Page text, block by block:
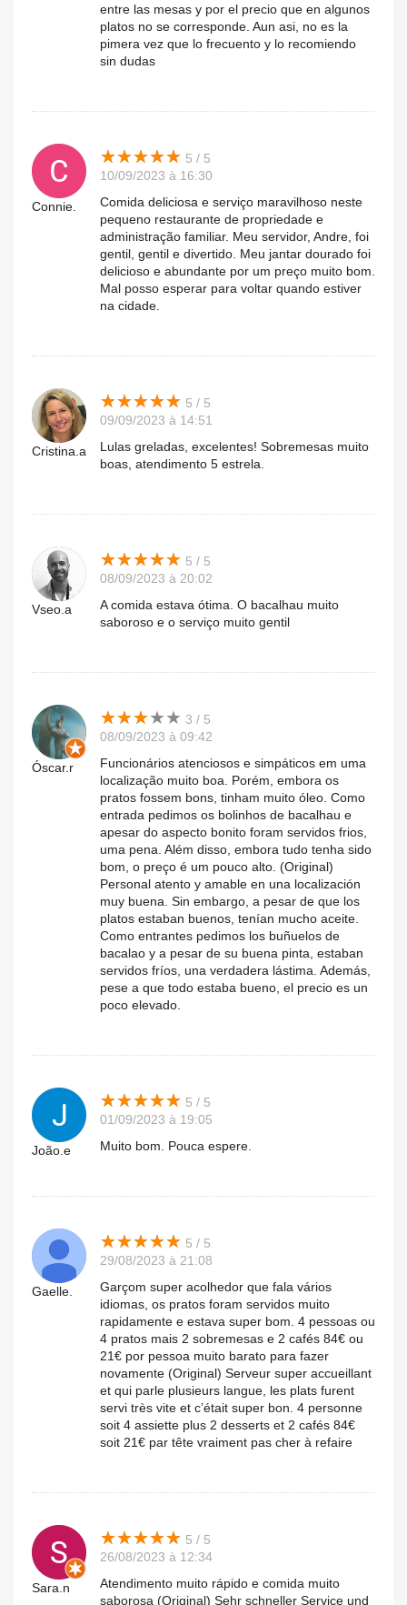
entre las mesas y por el precio que en algunos
platos no se corresponde. Aun asi, no es la
pimera vez que lo frecuento y lo recomiendo
sin dudas
Connie.
★★★★★
★★★★★ 5 / 5
10/09/2023 à 16:30
Comida deliciosa e serviço maravilhoso neste
pequeno restaurante de propriedade e
administração familiar. Meu servidor, Andre, foi
gentil, gentil e divertido. Meu jantar dourado foi
delicioso e abundante por um preço muito bom.
Mal posso esperar para voltar quando estiver
na cidade.
Cristina.a
★★★★★
★★★★★ 5 / 5
09/09/2023 à 14:51
Lulas greladas, excelentes! Sobremesas muito
boas, atendimento 5 estrela.
Vseo.a
★★★★★
★★★★★ 5 / 5
08/09/2023 à 20:02
A comida estava ótima. O bacalhau muito
saboroso e o serviço muito gentil
Óscar.r
★★★★★
★★★★★ 3 / 5
08/09/2023 à 09:42
Funcionários atenciosos e simpáticos em uma
localização muito boa. Porém, embora os
pratos fossem bons, tinham muito óleo. Como
entrada pedimos os bolinhos de bacalhau e
apesar do aspecto bonito foram servidos frios,
uma pena. Além disso, embora tudo tenha sido
bom, o preço é um pouco alto. (Original)
Personal atento y amable en una localización
muy buena. Sin embargo, a pesar de que los
platos estaban buenos, tenían mucho aceite.
Como entrantes pedimos los buñuelos de
bacalao y a pesar de su buena pinta, estaban
servidos fríos, una verdadera lástima. Además,
pese a que todo estaba bueno, el precio es un
poco elevado.
João.e
★★★★★
★★★★★ 5 / 5
01/09/2023 à 19:05
Muito bom. Pouca espere.
Gaelle.
★★★★★
★★★★★ 5 / 5
29/08/2023 à 21:08
Garçom super acolhedor que fala vários
idiomas, os pratos foram servidos muito
rapidamente e estava super bom. 4 pessoas ou
4 pratos mais 2 sobremesas e 2 cafés 84€ ou
21€ por pessoa muito barato para fazer
novamente (Original) Serveur super accueillant
et qui parle plusieurs langue, les plats furent
servi très vite et c’était super bon. 4 personne
soit 4 assiette plus 2 desserts et 2 cafés 84€
soit 21€ par tête vraiment pas cher à refaire
Sara.n
★★★★★
★★★★★ 5 / 5
26/08/2023 à 12:34
Atendimento muito rápido e comida muito
saborosa (Original) Sehr schneller Service und